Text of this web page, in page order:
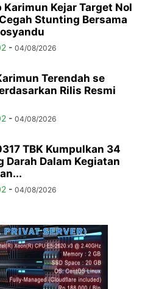
Karimun Kejar Target Nol
Stunting Bersama
- 04/08/2026
Terendah se
Rilis Resmi
- 04/08/2026
TBK Kumpulkan 34
Darah Dalam Kegiatan
- 04/08/2026